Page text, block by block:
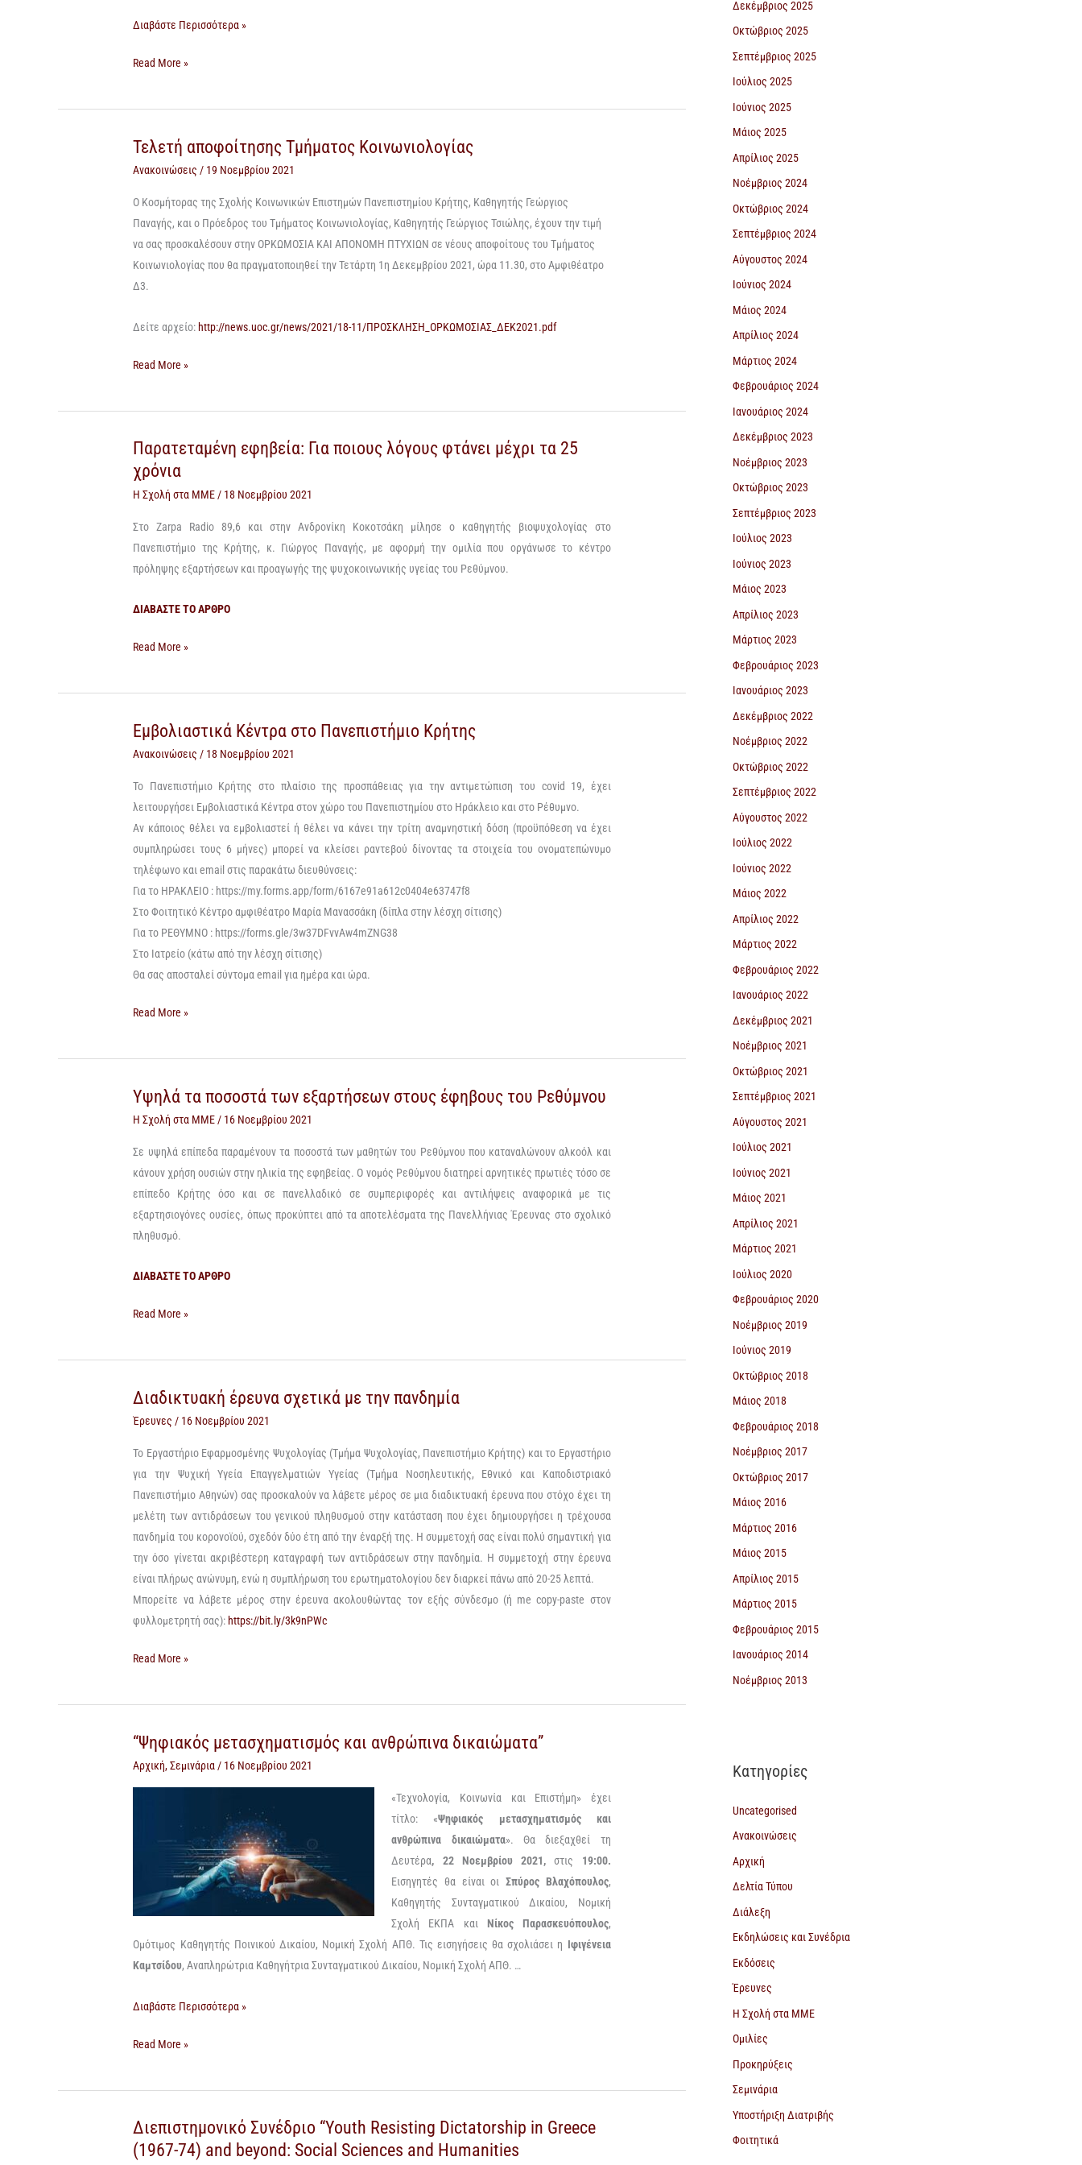
Εξάλειψη
Διαβάστε Περισσότερα »
Εξάλειψη
Read More »
Τελετή αποφοίτησης Τμήματος Κοινωνιολογίας
Ανακοινώσεις / 19 Νοεμβρίου 2021
Ο Κοσμήτορας τηςΣχολής Κοινωνικών Επιστημών Πανεπιστημίου Κρήτης, Καθηγητής Γεώργιος
Παναγής, και ο Πρόεδρος τουΤμήματος Κοινωνιολογίας, Καθηγητής Γεώργιος Τσιώλης,έχουν τηντιμή
να σας προσκαλέσουν στην ΟΡΚΩΜΟΣΙΑ ΚΑΙ ΑΠΟΝΟΜΗ ΠΤΥΧΙΩΝσε νέους αποφοίτουςτουΤμήματος
Κοινωνιολογίαςπου θαπραγματοποιηθείτην Τετάρτη 1η Δεκεμβρίου 2021, ώρα 11.30, στοΑμφιθέατρο
Δ3.
Δείτε αρχείο: http://news.uoc.gr/news/2021/18-11/ΠΡΟΣΚΛΗΣΗ_ΟΡΚΩΜΟΣΙΑΣ_ΔΕΚ2021.pdf
Τελετή
αποφοίτησης
Κοινωνιολογίας
Read More »
Παρατεταμένη εφηβεία: Για ποιους λόγους φτάνει μέχρι τα 25
χρόνια
Η Σχολή στα ΜΜΕ / 18 Νοεμβρίου 2021
Στο Zarpa Radio 89,6 και στην Ανδρονίκη Κοκοτσάκη μίλησε ο καθηγητής βιοψυχολογίας στο
Πανεπιστήμιο της Κρήτης, κ. Γιώργος Παναγής, με αφορμή την ομιλία που οργάνωσε το κέντρο
πρόληψης εξαρτήσεων και προαγωγής της ψυχοκοινωνικής υγείας του Ρεθύμνου.
ΔΙΑΒΑΣΤΕ ΤΟ ΑΡΘΡΟ
Παρατεταμένη
εφηβεία:
Για
λόγους
φτάνει
μέχρι
25
Read More »
Εμβολιαστικά Κέντρα στο Πανεπιστήμιο Κρήτης
Ανακοινώσεις / 18 Νοεμβρίου 2021
Το Πανεπιστήμιο Κρήτης στο πλαίσιο της προσπάθειας για την αντιμετώπιση του covid 19, έχει
λειτουργήσει Εμβολιαστικά Κέντραστον χώρο του Πανεπιστημίου στο Ηράκλειο και στο Ρέθυμνο.
Αν κάποιος θέλει να εμβολιαστεί ή θέλει να κάνει την τρίτη αναμνηστική δόση (προϋπόθεση να έχει
συμπληρώσει τους 6 μήνες) μπορεί να κλείσει ραντεβού δίνοντας τα στοιχεία του ονοματεπώνυμο
τηλέφωνο και email στις παρακάτωδιευθύνσεις:
Για το ΗΡΑΚΛΕΙΟ : https://my.forms.app/form/6167e91a612c0404e63747f8
Στο Φοιτητικό Κέντροαμφιθέατρο Μαρία Μανασσάκη (δίπλα στην λέσχη σίτισης)
Για το ΡΕΘΥΜΝΟ : https://forms.gle/3w37DFvvAw4mZNG38
Στο Ιατρείο (κάτω από την λέσχη σίτισης)
Θα σας αποσταλεί σύντομα email για ημέρα και ώρα.
Εμβολιαστικά
Κέντρα
Πανεπιστήμιο
Κρήτης
Read More »
Υψηλά τα ποσοστά των εξαρτήσεων στους έφηβους του Ρεθύμνου
Η Σχολή στα ΜΜΕ / 16 Νοεμβρίου 2021
Σε υψηλά επίπεδα παραμένουν τα ποσοστά των μαθητών του Ρεθύμνου που καταναλώνουν αλκοόλ και
κάνουν χρήση ουσιών στην ηλικία της εφηβείας. Ο νομός Ρεθύμνου διατηρεί αρνητικές πρωτιές τόσο σε
επίπεδο Κρήτης όσο και σε πανελλαδικό σε συμπεριφορές και αντιλήψεις αναφορικά με τις
εξαρτησιογόνες ουσίες, όπως προκύπτει από τα αποτελέσματα της Πανελλήνιας Έρευνας στο σχολικό
πληθυσμό.
ΔΙΑΒΑΣΤΕ ΤΟ ΑΡΘΡΟ
Υψηλά
τα
των
εξαρτήσεων
στους
έφηβους
του
Read More »
Διαδικτυακή έρευνα σχετικά με την πανδημία
Έρευνες / 16 Νοεμβρίου 2021
Το Εργαστήριο Εφαρμοσμένης Ψυχολογίας (Τμήμα Ψυχολογίας, Πανεπιστήμιο Κρήτης) και το Εργαστήριο
για την Ψυχική Υγεία Επαγγελματιών Υγείας (Τμήμα Νοσηλευτικής, Εθνικό και Καποδιστριακό
Πανεπιστήμιο Αθηνών) σας προσκαλούν να λάβετε μέρος σε μια διαδικτυακή έρευνα που στόχο έχει τη
μελέτη των αντιδράσεων του γενικού πληθυσμού στην κατάσταση που έχει δημιουργήσει η τρέχουσα
πανδημία του κορονοϊού, σχεδόν δύο έτη από την έναρξή της. Η συμμετοχή σας είναι πολύ σημαντική για
την όσο γίνεται ακριβέστερη καταγραφή των αντιδράσεων στην πανδημία. Η συμμετοχή στην έρευνα
είναι πλήρως ανώνυμη, ενώ η συμπλήρωση του ερωτηματολογίου δεν διαρκεί πάνω από 20-25 λεπτά.
Μπορείτε να λάβετε μέρος στην έρευνα ακολουθώντας τον εξής σύνδεσμο (ή me copy-paste στον
φυλλομετρητή σας): https://bit.ly/3k9nPWc
Διαδικτυακή
έρευνα
με
την
πανδημία
Read More »
“Ψηφιακός μετασχηματισμός και ανθρώπινα δικαιώματα”
Αρχική,Σεμινάρια/ 16 Νοεμβρίου 2021
«Τεχνολογία, Κοινωνία και Επιστήμη» έχει
τίτλο: «Ψηφιακός μετασχηματισμός και
ανθρώπινα δικαιώματα». Θα διεξαχθεί τη
Δευτέρα, 22 Νοεμβρίου 2021, στις 19:00.
Εισηγητές θα είναι οι Σπύρος Βλαχόπουλος,
Καθηγητής Συνταγματικού Δικαίου, Νομική
Σχολή ΕΚΠΑ και Νίκος Παρασκευόπουλος,
Ομότιμος Καθηγητής Ποινικού Δικαίου, Νομική Σχολή ΑΠΘ. Τις εισηγήσεις θα σχολιάσει η Ιφιγένεια
Καμτσίδου, Αναπληρώτρια Καθηγήτρια Συνταγματικού Δικαίου, Νομική Σχολή ΑΠΘ. …
“Ψηφιακός
μετασχηματισμός
δικαιώματα”
Διαβάστε Περισσότερα »
“Ψηφιακός
μετασχηματισμός
δικαιώματα”
Read More »
Διεπιστημονικό Συνέδριο “Youth Resisting Dictatorship in Greece
(1967-74) and beyond: Social Sciences and Humanities
Διεπιστημονικό
Συνέδριο
Διεπιστημονικό
Συνέδριο
Δεκέμβριος 2025
Οκτώβριος 2025
Σεπτέμβριος 2025
Ιούλιος 2025
Ιούνιος 2025
Μάιος 2025
Απρίλιος 2025
Νοέμβριος 2024
Οκτώβριος 2024
Σεπτέμβριος 2024
Αύγουστος 2024
Ιούνιος 2024
Μάιος 2024
Απρίλιος 2024
Μάρτιος 2024
Φεβρουάριος 2024
Ιανουάριος 2024
Δεκέμβριος 2023
Νοέμβριος 2023
Οκτώβριος 2023
Σεπτέμβριος 2023
Ιούλιος 2023
Ιούνιος 2023
Μάιος 2023
Απρίλιος 2023
Μάρτιος 2023
Φεβρουάριος 2023
Ιανουάριος 2023
Δεκέμβριος 2022
Νοέμβριος 2022
Οκτώβριος 2022
Σεπτέμβριος 2022
Αύγουστος 2022
Ιούλιος 2022
Ιούνιος 2022
Μάιος 2022
Απρίλιος 2022
Μάρτιος 2022
Φεβρουάριος 2022
Ιανουάριος 2022
Δεκέμβριος 2021
Νοέμβριος 2021
Οκτώβριος 2021
Σεπτέμβριος 2021
Αύγουστος 2021
Ιούλιος 2021
Ιούνιος 2021
Μάιος 2021
Απρίλιος 2021
Μάρτιος 2021
Ιούλιος 2020
Φεβρουάριος 2020
Νοέμβριος 2019
Ιούνιος 2019
Οκτώβριος 2018
Μάιος 2018
Φεβρουάριος 2018
Νοέμβριος 2017
Οκτώβριος 2017
Μάιος 2016
Μάρτιος 2016
Μάιος 2015
Απρίλιος 2015
Μάρτιος 2015
Φεβρουάριος 2015
Ιανουάριος 2014
Νοέμβριος 2013
Kατηγορίες
Uncategorised
Ανακοινώσεις
Αρχική
Δελτία Τύπου
Διάλεξη
Εκδηλώσεις και Συνέδρια
Εκδόσεις
Έρευνες
Η Σχολή στα ΜΜΕ
Ομιλίες
Προκηρύξεις
Σεμινάρια
Υποστήριξη Διατριβής
Φοιτητικά